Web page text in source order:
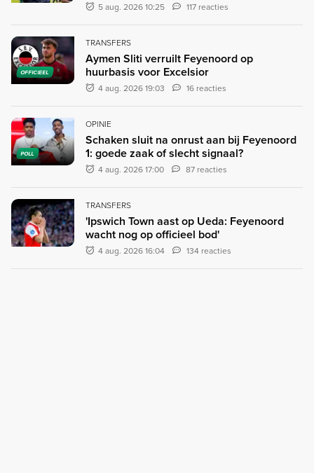
5 aug. 2026 10:25 117 reacties
OFFICIEEL
TRANSFERS
Aymen Sliti verruilt Feyenoord op
huurbasis voor Excelsior
4 aug. 2026 19:03 16 reacties
POLL
OPINIE
Schaken sluit na onrust aan bij Feyenoord
1: goede zaak of slecht signaal?
4 aug. 2026 17:00 87 reacties
TRANSFERS
'Ipswich Town aast op Ueda: Feyenoord
wacht nog op officieel bod'
4 aug. 2026 16:04 134 reacties